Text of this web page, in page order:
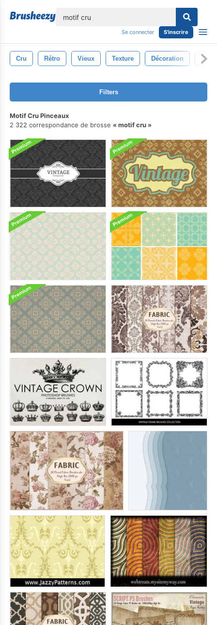
Se connecter S'inscrire
Cru Rétro Vieux Texture Décoration
Filters
Motif Cru Pinceaux
2 322 correspondance de brosse
motif cru